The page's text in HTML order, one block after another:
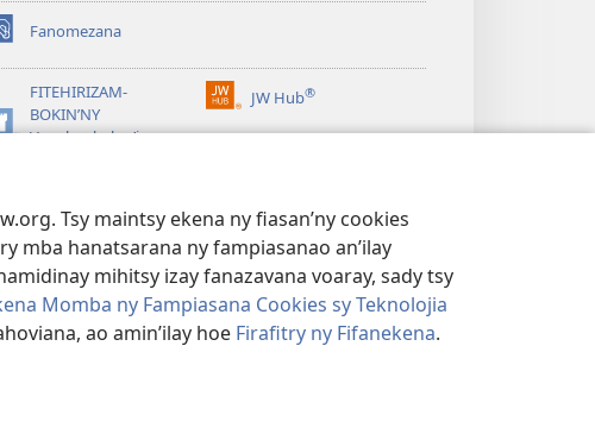
Tsy maintsy ekena ny fiasan’ny cookies
mba hanatsarana ny fampiasanao an’ilay
mihitsy izay fanazavana voaray, sady tsy
Momba ny Fampiasana Cookies sy Teknolojia
ao amin’ilay hoe Firafitry ny Fifanekena.
Fanomezana
FITEHIRIZAM-
BOKIN’NY
Vavolombelon’i
JW Hub®
(manokatra
rohy)
TSIAMBARATELO|FIRAFITRY NY FIFANEKENA